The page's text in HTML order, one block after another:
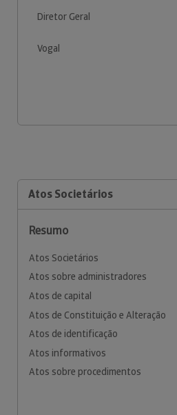
Diretor Geral
Vogal
Atos Societários
Resumo
Atos Societários
Atos sobre administradores
Atos de capital
Atos de Constituição e Alteração
Atos de identificação
Atos informativos
Atos sobre procedimentos